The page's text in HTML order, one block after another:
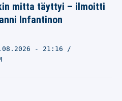
mitta täyttyi – ilmoitti
Infantinon
- 21:16